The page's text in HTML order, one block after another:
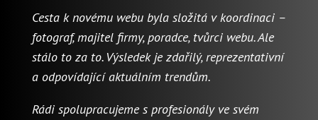
Cesta k novému webu byla složitá v koordinaci –
fotograf, majitel firmy, poradce, tvůrci webu. Ale
stálo to za to. Výsledek je zdařilý, reprezentativní
a odpovídající aktuálním trendům.
Rádi spolupracujeme s profesionály ve svém